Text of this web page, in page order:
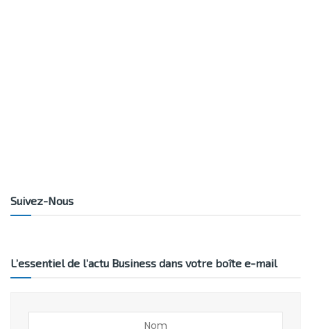
Suivez-Nous
L’essentiel de l’actu Business dans votre boîte e-mail